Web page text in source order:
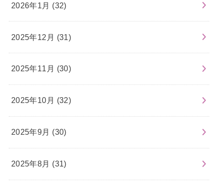
2026年1月 (32)
2025年12月 (31)
2025年11月 (30)
2025年10月 (32)
2025年9月 (30)
2025年8月 (31)